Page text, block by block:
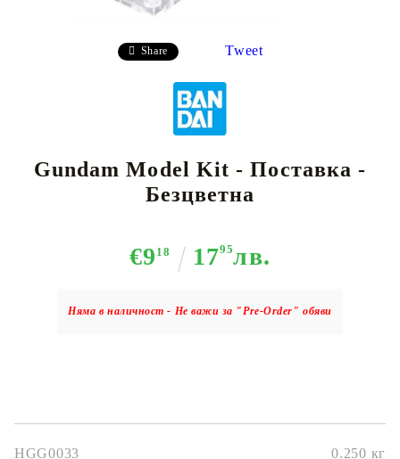
Share Tweet
Gundam Model Kit - Поставка -
Безцветна
€9 18 1795лв.
Няма в наличност - Не важи за "Pre-Order" обяви
HGG0033 0.250 кг